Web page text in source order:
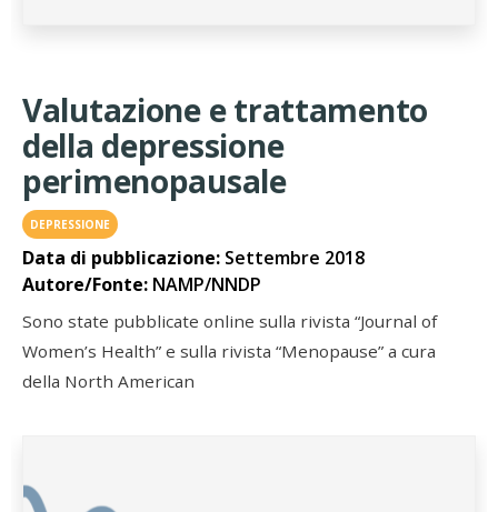
Valutazione e trattamento
della depressione
perimenopausale
DEPRESSIONE
Data di pubblicazione: Settembre 2018
Autore/Fonte: NAMP/NNDP
Sono state pubblicate online sulla rivista “Journal of
Women’s Health” e sulla rivista “Menopause” a cura
della North American